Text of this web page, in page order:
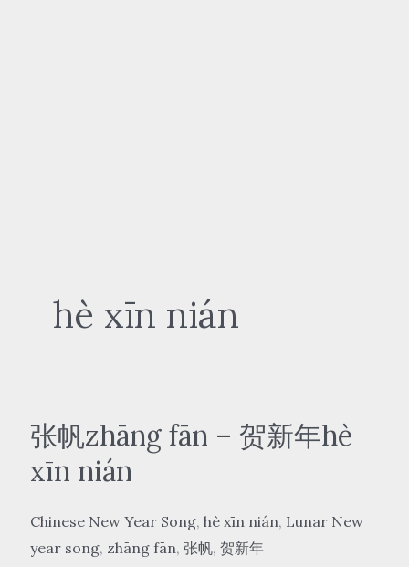
hè xīn nián
张帆zhāng fān – 贺新年hè
xīn nián
Chinese New Year Song, hè xīn nián, Lunar New
year song, zhāng fān, 张帆, 贺新年